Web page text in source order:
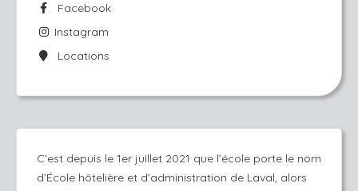
Facebook
Instagram
Locations
C’est depuis le 1er juillet 2021 que l’école porte le nom
d’École hôtelière et d’administration de Laval, alors